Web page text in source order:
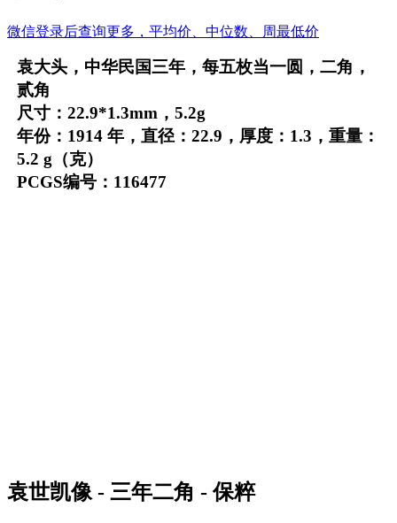
微信登录后查询更多，平均价、中位数、周最低价
袁大头，中华民国三年，每五枚当一圆，二角，
贰角
尺寸：22.9*1.3mm，5.2g
年份：1914 年，直径：22.9，厚度：1.3，重量：
5.2 g（克）
PCGS编号：116477
袁世凯像 - 三年二角 - 保粹